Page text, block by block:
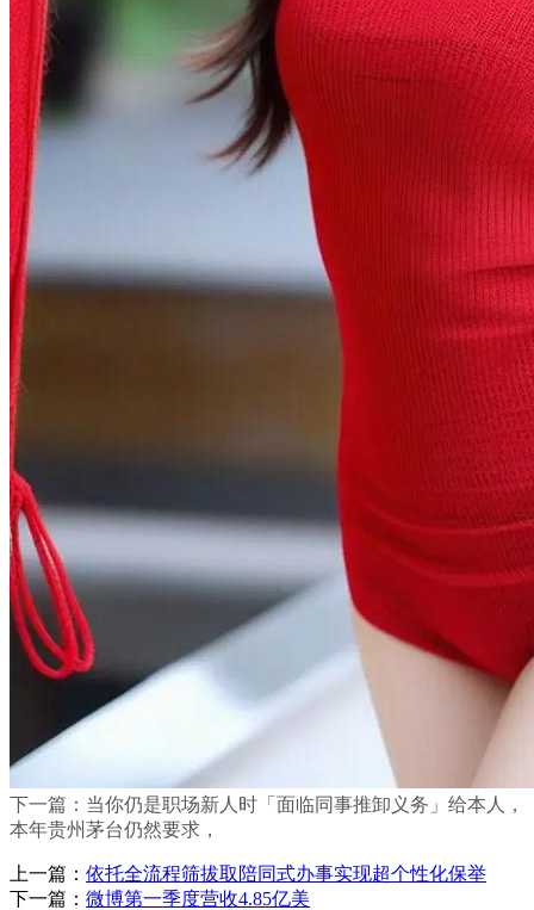
下一篇：当你仍是职场新人时「面临同事推卸义务」给本人，
本年贵州茅台仍然要求，
上一篇： 依托全流程筛拔取陪同式办事实现超个性化保举
下一篇： 微博第一季度营收4.85亿美